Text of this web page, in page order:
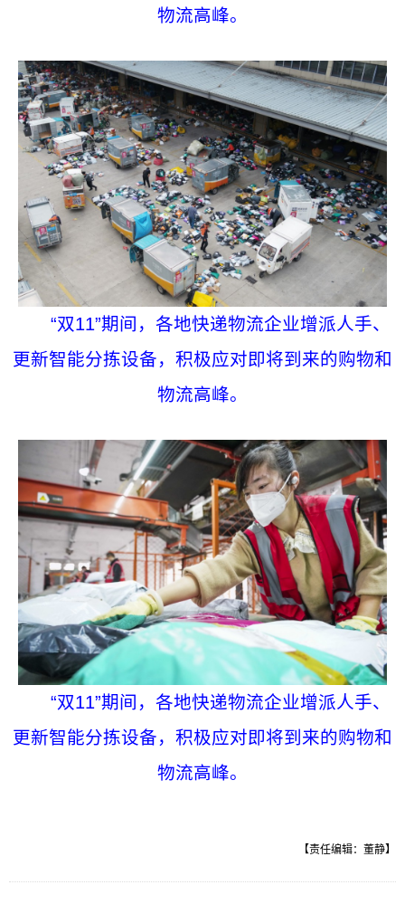
物流高峰。
“双11”期间，各地快递物流企业增派人手、
更新智能分拣设备，积极应对即将到来的购物和
物流高峰。
“双11”期间，各地快递物流企业增派人手、
更新智能分拣设备，积极应对即将到来的购物和
物流高峰。
【责任编辑：董静】